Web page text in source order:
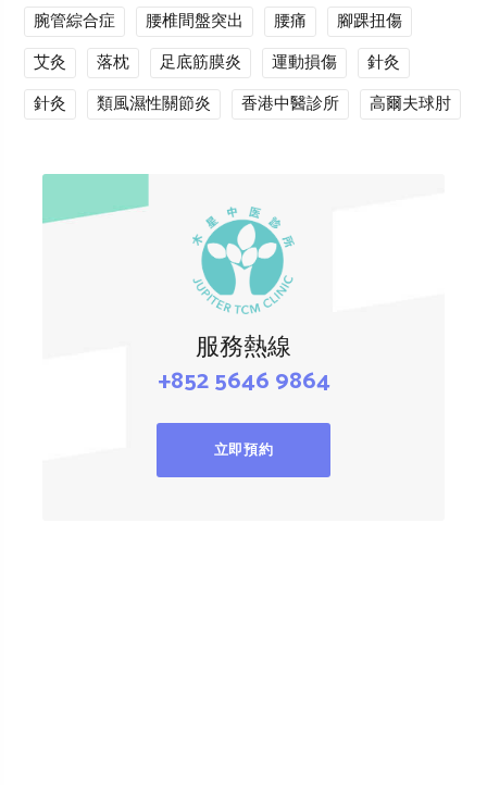
腕管綜合症
腰椎間盤突出 腰痛
腳踝扭傷
艾灸
落枕 足底筋膜炎 運動損傷
針灸
針灸
類風濕性關節炎 香港中醫診所 高爾夫球肘
服務熱線
+852 5646 9864
立即預約